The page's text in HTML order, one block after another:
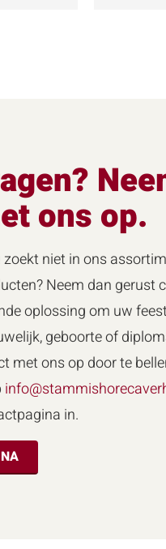
ons op.
niet in ons
Neem dan gerust
oplossing om uw
geboorte of
met ons op door te
in.